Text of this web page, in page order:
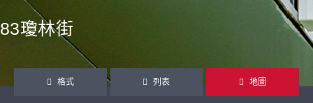
83瓊林街
格式 列表 地圖